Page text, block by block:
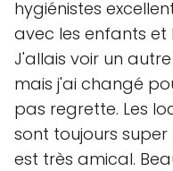
hygiénistes
avec les enfants et
J'allais voir un
mais j'ai changé
pas regrette. Les
sont toujours
est très amical.